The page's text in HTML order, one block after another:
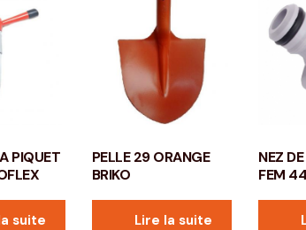
PIQUET
suite
PELLE 29 ORANGE
BRIKO
Lire la suite
NEZ
FEM